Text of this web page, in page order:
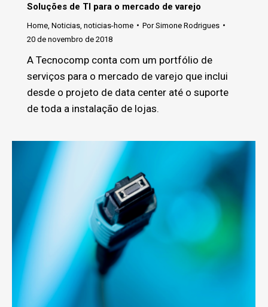
Soluções de TI para o mercado de varejo
Home Noticias noticias-home PorSimone Rodrigues
20 de novembro de 2018
A Tecnocomp conta com um portfólio de
serviços para o mercado de varejo que inclui
desde o projeto de data center até o suporte
de toda a instalação de lojas.